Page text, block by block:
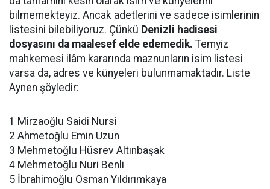
bilmemekteyiz. Ancak adetlerini ve sadece isimlerinin
listesini bilebiliyoruz. Çünkü Denizli hadisesi
dosyasını da maalesef elde edemedik. Temyiz
mahkemesi ilâm kararında maznunların isim listesi
varsa da, adres ve künyeleri bulunmamaktadır. Liste
Aynen şöyledir:
1 Mirzaoğlu Saidi Nursi
2 Ahmetoğlu Emin Uzun
3 Mehmetoğlu Hüsrev Altınbaşak
4 Mehmetoğlu Nuri Benli
5 İbrahimoğlu Osman Yıldırımkaya